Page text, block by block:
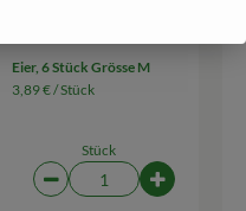
Eier, 6 Stück Grösse M
3,89 € /Stück
Stück
Artikelanzahl